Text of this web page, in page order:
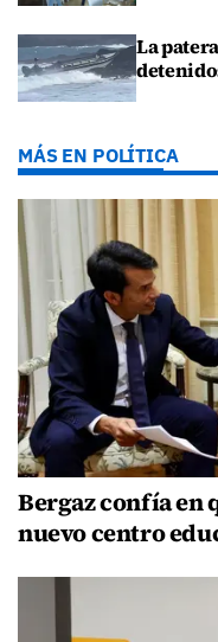
La
MÁS EN POLÍTICA
Bergaz confía en
nuevo centro